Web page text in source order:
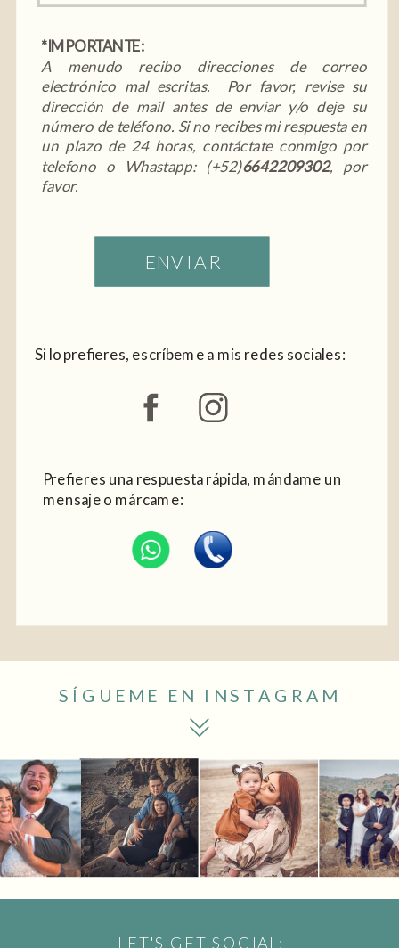
ENVIAR
*IMPORTANTE:
A menudo recibo direcciones de correo
electrónico mal escritas. Por favor, revise su
dirección de mail antes de enviar y/o deje su
número de teléfono. Si no recibes mi respuesta en
un plazo de 24 horas, contáctate conmigo por
telefono o Whastapp: (+52)6642209302, por
favor.
Si lo prefieres, escríbeme a mis redes sociales:
Prefieres una respuesta rápida, mándame un
mensaje o márcame:
SÍGUEME EN INSTAGRAM
LET'S GET SOCIAL: